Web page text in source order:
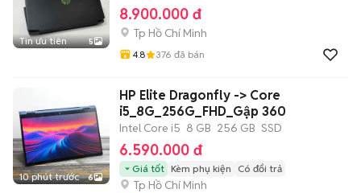
Tin ưu tiên 5
8.900.000 đ
Tp Hồ Chí Minh
4.8 376 đã bán
10 phút trước 6
HP Elite Dragonfly -> Core
i5_8G_256G_FHD_Gập 360
Intel Core i5 8 GB 256 GB SSD
6.590.000 đ
Giá tốt Kèm phụ kiện Có đổi trả
Tp Hồ Chí Minh